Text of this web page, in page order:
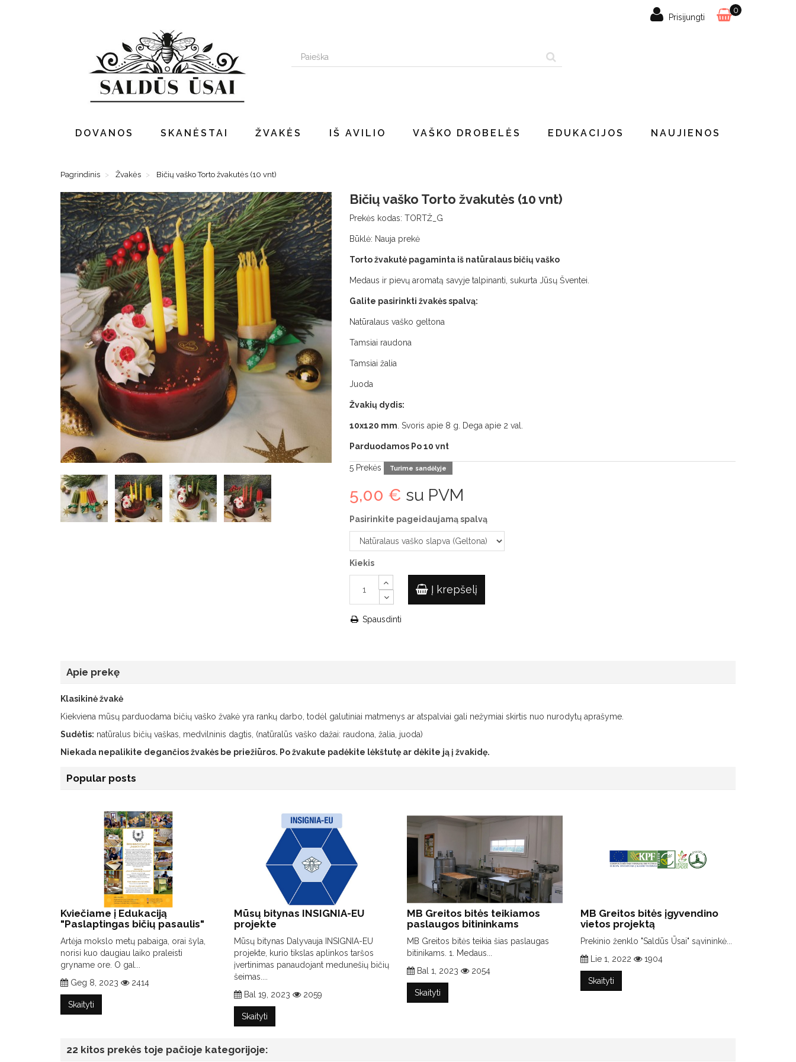
Prisijungti
0
DOVANOS SKANĖSTAI ŽVAKĖS IŠ AVILIO VAŠKO DROBELĖS EDUKACIJOS NAUJIENOS
Pagrindinis Žvakės Bičių vaško Torto žvakutės (10 vnt)
Bičių vaško Torto žvakutės (10 vnt)
Prekės kodas: TORTŽ_G
Būklė: Nauja prekė
Torto žvakutė pagaminta iš natūralaus bičių vaško
Medaus ir pievų aromatą savyje talpinanti, sukurta Jūsų Šventei.
Galite pasirinkti žvakės spalvą:
Natūralaus vaško geltona
Tamsiai raudona
Tamsiai žalia
Juoda
Žvakių dydis:
10x120 mm . Svoris apie 8 g. Dega apie 2 val.
Parduodamos Po 10 vnt
5 Prekės Turime sandėlyje
5,00 € su PVM
Pasirinkite pageidaujamą spalvą
Kiekis
Į krepšelį
Spausdinti
Apie prekę
Klasikinė žvakė
Kiekviena mūsų parduodama bičių vaško žvakė yra rankų darbo, todėl galutiniai matmenys ar atspalviai gali nežymiai skirtis nuo nurodytų aprašyme.
Sudėtis: natūralus bičių vaškas, medvilninis dagtis, (natūralūs vaško dažai: raudona, žalia, juoda)
Niekada nepalikite degančios žvakės be priežiūros. Po žvakute padėkite lėkštutę ar dėkite ją į žvakidę.
Popular posts
Kviečiame į Edukaciją
"Paslaptingas bičių pasaulis"
Artėja mokslo metų pabaiga, orai šyla,
norisi kuo daugiau laiko praleisti
gryname ore. O gal...
Geg 8, 2023
2414
Skaityti
Mūsų bitynas INSIGNIA-EU
projekte
Mūsų bitynas Dalyvauja INSIGNIA-EU
projekte, kurio tikslas aplinkos taršos
įvertinimas panaudojant medunešių bičių
šeimas....
Bal 19, 2023
2059
Skaityti
MB Greitos bitės teikiamos
paslaugos bitininkams
MB Greitos bitės teikia šias paslaugas
bitinikams. 1. Medaus...
Bal 1, 2023
2054
Skaityti
MB Greitos bitės įgyvendino
vietos projektą
Prekinio ženklo "Saldūs Ūsai" sąvininkė...
Lie 1, 2022
1904
Skaityti
22 kitos prekės toje pačioje kategorijoje: